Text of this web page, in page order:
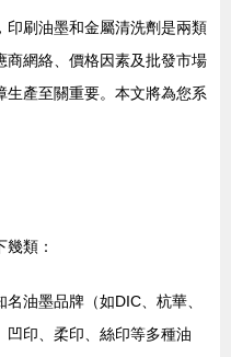
印刷油墨和金屬清洗劑是兩類
商網絡、價格因素及批發市場
產至關重要。本文將為您系
類：
名油墨品牌（如DIC、杭華、
凹印、柔印、絲印等多種油